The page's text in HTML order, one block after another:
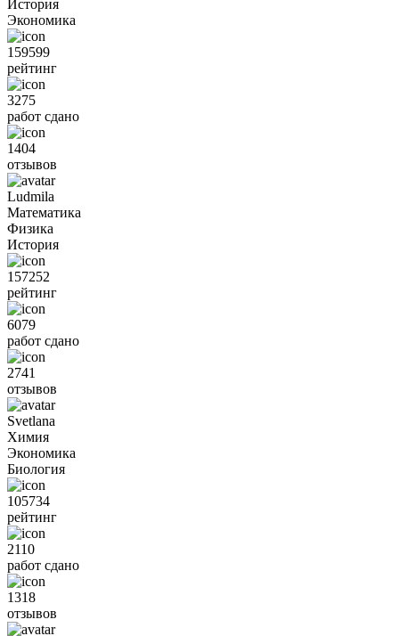
История
Экономика
159599
рейтинг
3275
работ сдано
1404
отзывов
Ludmila
Математика
Физика
История
157252
рейтинг
6079
работ сдано
2741
отзывов
Svetlana
Химия
Экономика
Биология
105734
рейтинг
2110
работ сдано
1318
отзывов